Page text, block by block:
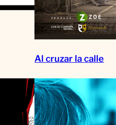
Al cruzar la calle